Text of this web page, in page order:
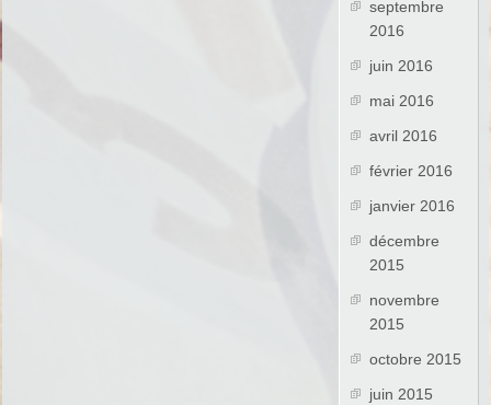
septembre
2016
juin 2016
mai 2016
avril 2016
février 2016
janvier 2016
décembre
2015
novembre
2015
octobre 2015
juin 2015